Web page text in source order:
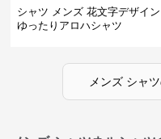
シャツ メンズ 花文字デザイン
ゆったりアロハシャツ
メンズ シャツ